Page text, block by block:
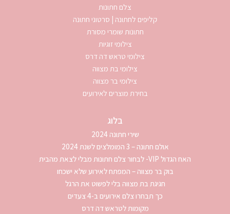
צלם חתונות
קליפים לחתונה | סרטוני חתונה
חתונות שומרי מסורת
צילומי זוגיות
צילומי טראש דה דרס
צילומי בת מצווה
צילומי בר מצווה
בחירת מוצרים לאירועים
בלוג
שירי חתונה 2024
אולם חתונה – 3 המומלצים לשנת 2024
האח הגדול VIP- לבחור צלם חתונות מבלי לצאת מהבית
בוק בר מצווה – המפתח לאירוע שלא ישכחו
חגיגת בת מצווה בלי לפשוט את הרגל
כך תבחרו צלם אירועים ב-4 צעדים
מקומות לטראש דה דרס